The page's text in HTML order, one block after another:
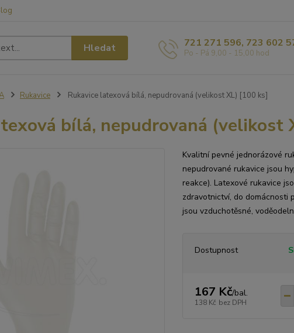
Hledat 721 271 596, 723 602
Po - Pá 9,00 - 15,00 hod
Rukavice Rukavice latexová bílá, nepudrovaná (velikost XL) [100 ks]
bílá, nepudrovaná (velikost
Kvalitní pevné jednorázové
nepudrované rukavice jsou
reakce). Latexové rukavice
zdravotnictví, do domácnosti
jsou vzduchotěsné,
Dostupnost
167 Kč/bal.
138 Kč bez DPH